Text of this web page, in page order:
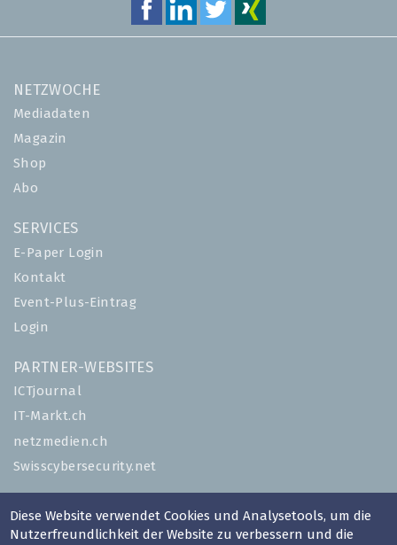
NETZWOCHE
Mediadaten
Magazin
Shop
Abo
SERVICES
E-Paper Login
Kontakt
Event-Plus-Eintrag
Login
PARTNER-WEBSITES
ICTjournal
IT-Markt.ch
netzmedien.ch
Swisscybersecurity.net
© NETZMEDIEN AG 2026
Impressum
Diese Website verwendet Cookies und Analysetools, um die
Nutzerfreundlichkeit der Website zu verbessern und die